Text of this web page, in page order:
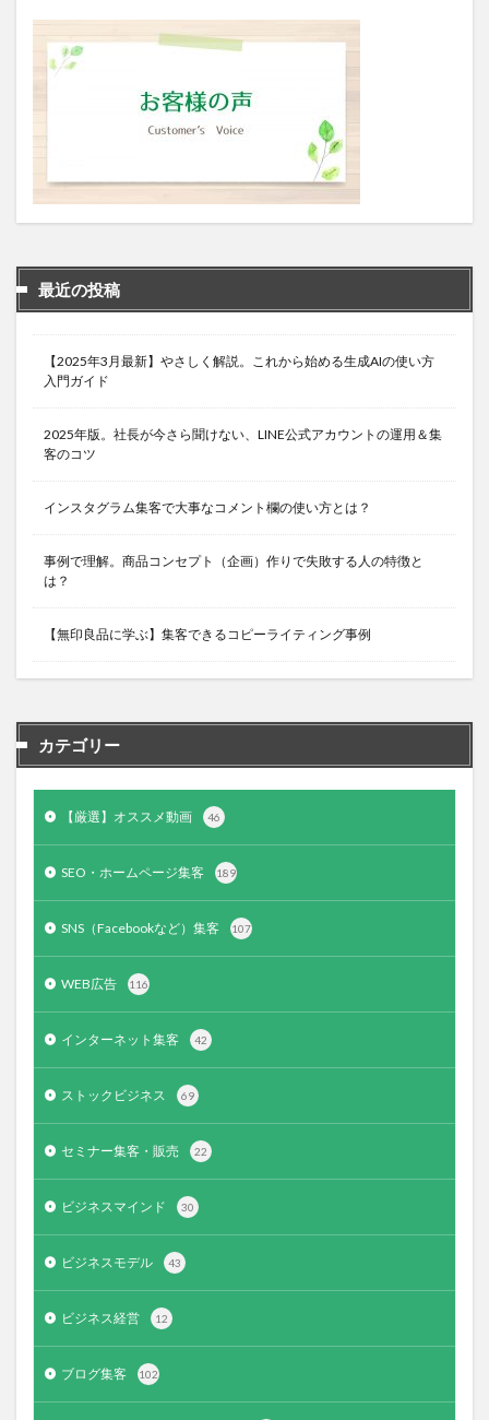
最近の投稿
【2025年3月最新】やさしく解説。これから始める生成AIの使い方
入門ガイド
2025年版。社長が今さら聞けない、LINE公式アカウントの運用＆集
客のコツ
インスタグラム集客で大事なコメント欄の使い方とは？
事例で理解。商品コンセプト（企画）作りで失敗する人の特徴と
は？
【無印良品に学ぶ】集客できるコピーライティング事例
カテゴリー
【厳選】オススメ動画 46
SEO・ホームページ集客 189
SNS（Facebookなど）集客 107
WEB広告 116
インターネット集客 42
ストックビジネス 69
セミナー集客・販売 22
ビジネスマインド 30
ビジネスモデル 43
ビジネス経営 12
ブログ集客 102